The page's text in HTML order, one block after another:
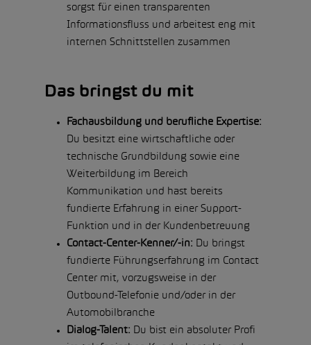
sorgst für einen transparenten
Informationsfluss und arbeitest eng mit
internen Schnittstellen zusammen
Das bringst du mit
Fachausbildung und berufliche Expertise:
Du besitzt eine wirtschaftliche oder
technische Grundbildung sowie eine
Weiterbildung im Bereich
Kommunikation und hast bereits
fundierte Erfahrung in einer Support-
Funktion und in der Kundenbetreuung
Contact-Center-Kenner/-in: Du bringst
fundierte Führungserfahrung im Contact
Center mit, vorzugsweise in der
Outbound-Telefonie und/oder in der
Automobilbranche
Dialog-Talent: Du bist ein absoluter Profi